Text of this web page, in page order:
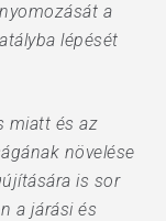
a
lépését
miatt és az
növelése
is sor
a járási és